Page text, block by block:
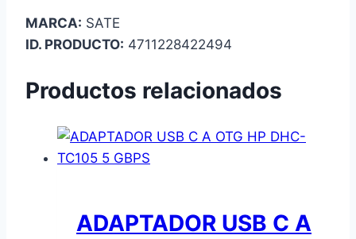
MARCA: SATE
ID. PRODUCTO: 4711228422494
Productos relacionados
ADAPTADOR USB C A